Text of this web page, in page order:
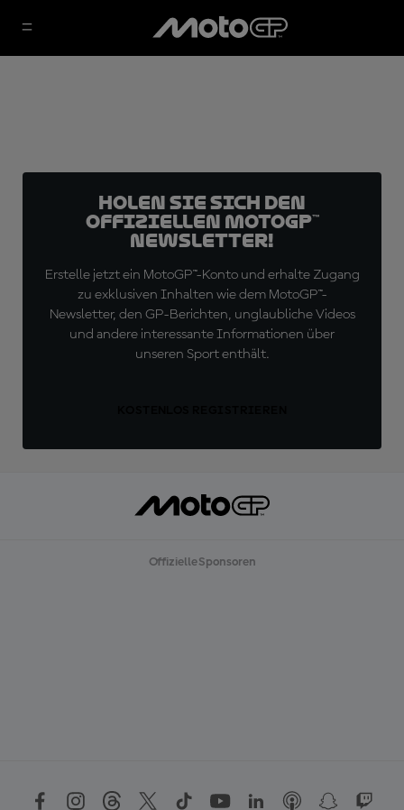
Holen Sie sich den
offiziellen MotoGP™
Newsletter!
Erstelle jetzt ein MotoGP™-Konto und erhalte Zugang
zu exklusiven Inhalten wie dem MotoGP™-
Newsletter, den GP-Berichten, unglaubliche Videos
und andere interessante Informationen über
unseren Sport enthält.
Offizielle Sponsoren